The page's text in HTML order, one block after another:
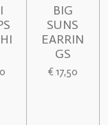
BIG
SUNS
EARRIN
GS
€ 17,50